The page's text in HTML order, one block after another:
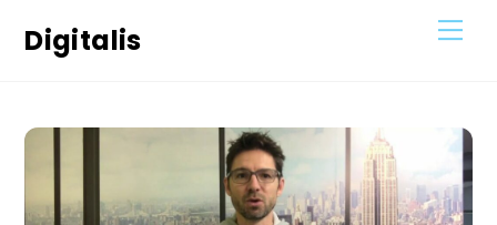
Digitalis